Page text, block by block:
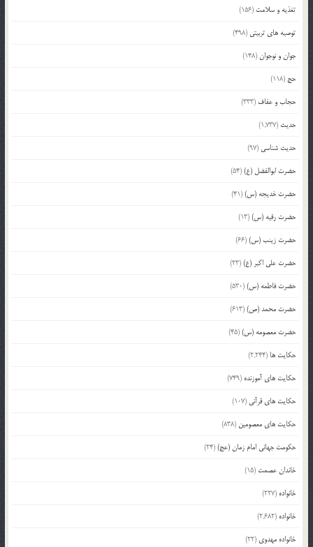
تغذیه و سلامت (156)
توصیه های تربیتی (498)
جوان و نوجوان(148)
حج (118)
حجاب و عفاف (333)
حدیث (1,737)
حدیث شناسی (97)
حضرت ابوالفضل (ع)(54)
حضرت خدیجه (س)(41)
حضرت رقیه (س)(13)
حضرت زینب (س)(66)
حضرت علی اکبر (ع)(23)
حضرت فاطمه (س)(530)
حضرت محمد (ص)(613)
حضرت معصومه (س)(45)
حکایت ها (2,244)
حکایت های آموزنده (749)
حکایت های قرآنی (107)
حکایت های معصومین (838)
حکومت جهانی امام زمان (عج)(24)
خاندان عصمت (15)
خانواده (227)
خانواده (2,682)
خانواده مهدوی (22)